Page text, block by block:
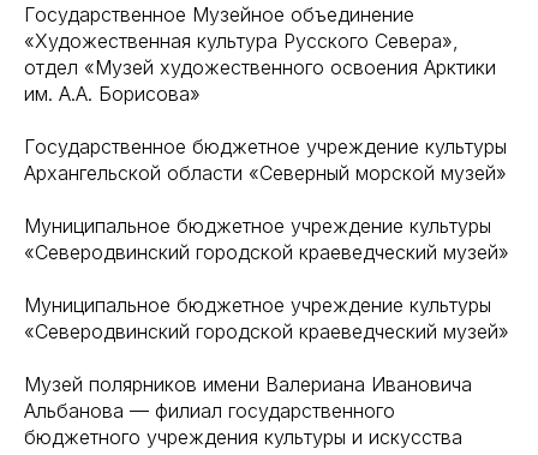
Государственное Музейное объединение
«Художественная культура Русского Севера»,
отдел «Музей художественного освоения Арктики
им. А.А. Борисова»
Государственное бюджетное учреждение культуры
Архангельской области «Северный морской музей»
Муниципальное бюджетное учреждение культуры
«Северодвинский городской краеведческий музей»
Муниципальное бюджетное учреждение культуры
«Северодвинский городской краеведческий музей»
Музей полярников имени Валериана Ивановича
Альбанова — филиал государственного
бюджетного учреждения культуры и искусства